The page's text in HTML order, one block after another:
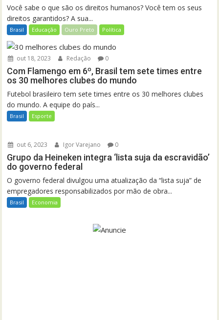
Você sabe o que são os direitos humanos? Você tem os seus
direitos garantidos? A sua...
Brasil Educação Ouro Preto Política
out 18, 2023 Redação 0
Com Flamengo em 6º, Brasil tem sete times entre
os 30 melhores clubes do mundo
Futebol brasileiro tem sete times entre os 30 melhores clubes
do mundo. A equipe do país...
Brasil Esporte
out 6, 2023 Igor Varejano 0
Grupo da Heineken integra ‘lista suja da escravidão’
do governo federal
O governo federal divulgou uma atualização da “lista suja” de
empregadores responsabilizados por mão de obra...
Brasil Economia